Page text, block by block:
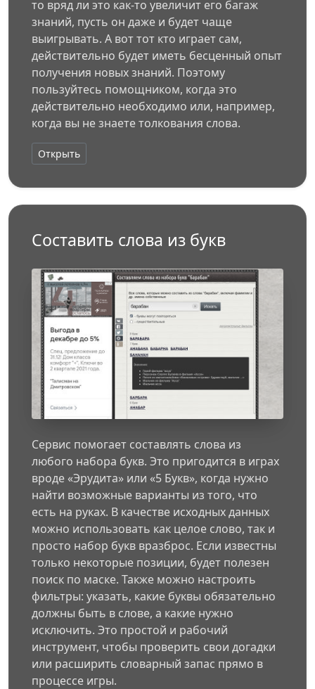
то вряд ли это как-то увеличит его багаж
знаний, пусть он даже и будет чаще
выигрывать. А вот тот кто играет сам,
действительно будет иметь бесценный опыт
получения новых знаний. Поэтому
пользуйтесь помощником, когда это
действительно необходимо или, например,
когда вы не знаете толкования слова.
Открыть
Составить слова из букв
Сервис помогает составлять слова из
любого набора букв. Это пригодится в играх
вроде «Эрудита» или «5 Букв», когда нужно
найти возможные варианты из того, что
есть на руках. В качестве исходных данных
можно использовать как целое слово, так и
просто набор букв вразброс. Если известны
только некоторые позиции, будет полезен
поиск по маске. Также можно настроить
фильтры: указать, какие буквы обязательно
должны быть в слове, а какие нужно
исключить. Это простой и рабочий
инструмент, чтобы проверить свои догадки
или расширить словарный запас прямо в
процессе игры.